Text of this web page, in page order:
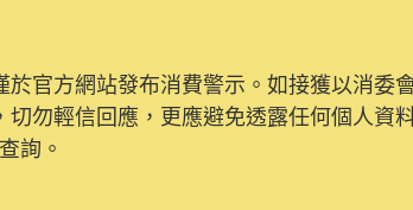
官方網站發布消費警示。如接獲以消委
勿輕信回應，更應避免透露任何個人資
詢。